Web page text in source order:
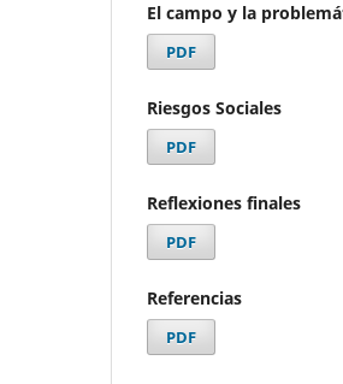
El campo y la
PDF
Riesgos Sociales
PDF
Reflexiones finales
PDF
Referencias
PDF